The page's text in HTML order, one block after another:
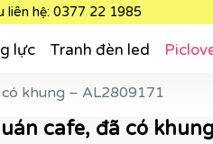
liên hệ: 0377 22 1985
lực Tranh đèn led
khung – AL2809171
cafe, đã có